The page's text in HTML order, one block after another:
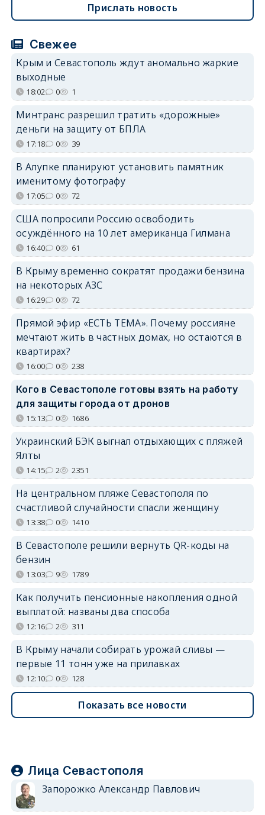
Прислать новость
Свежее
Крым и Севастополь ждут аномально жаркие
выходные
18:02 0 1
Минтранс разрешил тратить «дорожные»
деньги на защиту от БПЛА
17:18 0 39
В Алупке планируют установить памятник
именитому фотографу
17:05 0 72
США попросили Россию освободить
осуждённого на 10 лет американца Гилмана
16:40 0 61
В Крыму временно сократят продажи бензина
на некоторых АЗС
16:29 0 72
Прямой эфир «ЕСТЬ ТЕМА». Почему россияне
мечтают жить в частных домах, но остаются в
квартирах?
16:00 0 238
Кого в Севастополе готовы взять на работу
для защиты города от дронов
15:13 0 1686
Украинский БЭК выгнал отдыхающих с пляжей
Ялты
14:15 2 2351
На центральном пляже Севастополя по
счастливой случайности спасли женщину
13:38 0 1410
В Севастополе решили вернуть QR-коды на
бензин
13:03 9 1789
Как получить пенсионные накопления одной
выплатой: названы два способа
12:16 2 311
В Крыму начали собирать урожай сливы —
первые 11 тонн уже на прилавках
12:10 0 128
Показать все новости
Лица Севастополя
Запорожко Александр Павлович